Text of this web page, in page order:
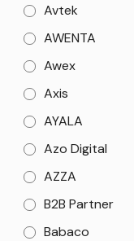
Avtek
AWENTA
Awex
Axis
AYALA
Azo Digital
AZZA
B2B Partner
Babaco